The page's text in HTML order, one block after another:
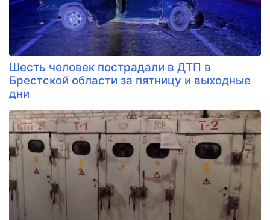
Шесть человек пострадали в ДТП в
Брестской области за пятницу и выходные
дни